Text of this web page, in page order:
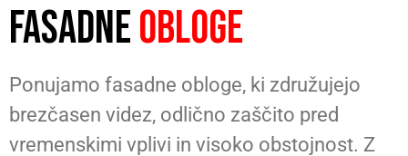
FASADNEOBLOGE
Ponujamo fasadne obloge, ki združujejo
brezčasen videz, odlično zaščito pred
vremenskimi vplivi in visoko obstojnost. Z